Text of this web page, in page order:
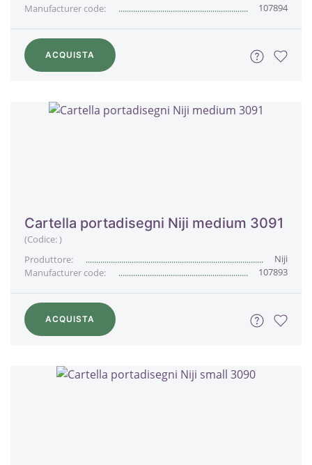
Manufacturer code:
107894
ACQUISTA
Cartella portadisegni Niji medium 3091
(Codice:)
Produttore:
Niji
Manufacturer code:
107893
ACQUISTA